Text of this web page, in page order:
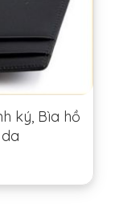
ký, Bìa hồ